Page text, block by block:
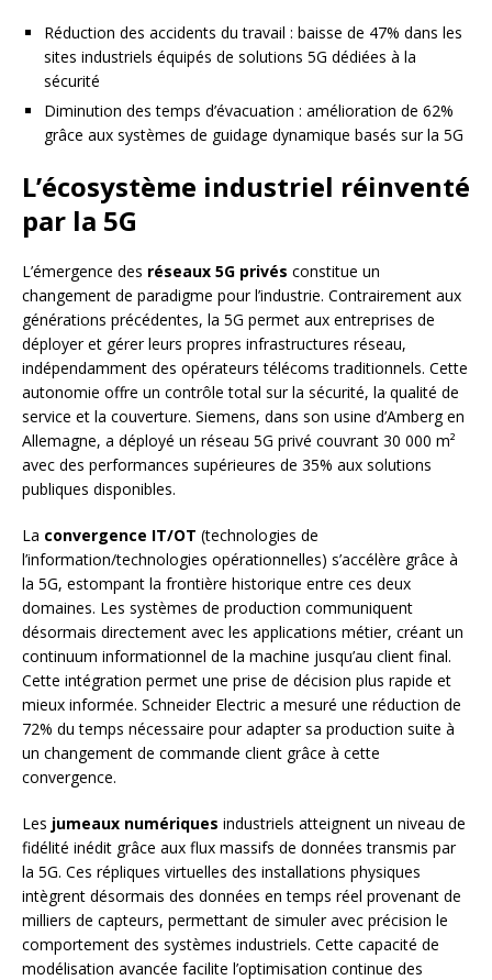
Réduction des accidents du travail : baisse de 47% dans les
sites industriels équipés de solutions 5G dédiées à la
sécurité
Diminution des temps d’évacuation : amélioration de 62%
grâce aux systèmes de guidage dynamique basés sur la 5G
L’écosystème industriel réinventé
par la 5G
L’émergence des réseaux 5G privés constitue un
changement de paradigme pour l’industrie. Contrairement aux
générations précédentes, la 5G permet aux entreprises de
déployer et gérer leurs propres infrastructures réseau,
indépendamment des opérateurs télécoms traditionnels. Cette
autonomie offre un contrôle total sur la sécurité, la qualité de
service et la couverture. Siemens, dans son usine d’Amberg en
Allemagne, a déployé un réseau 5G privé couvrant 30 000 m²
avec des performances supérieures de 35% aux solutions
publiques disponibles.
La convergence IT/OT (technologies de
l’information/technologies opérationnelles) s’accélère grâce à
la 5G, estompant la frontière historique entre ces deux
domaines. Les systèmes de production communiquent
désormais directement avec les applications métier, créant un
continuum informationnel de la machine jusqu’au client final.
Cette intégration permet une prise de décision plus rapide et
mieux informée. Schneider Electric a mesuré une réduction de
72% du temps nécessaire pour adapter sa production suite à
un changement de commande client grâce à cette
convergence.
Les jumeaux numériques industriels atteignent un niveau de
fidélité inédit grâce aux flux massifs de données transmis par
la 5G. Ces répliques virtuelles des installations physiques
intègrent désormais des données en temps réel provenant de
milliers de capteurs, permettant de simuler avec précision le
comportement des systèmes industriels. Cette capacité de
modélisation avancée facilite l’optimisation continue des